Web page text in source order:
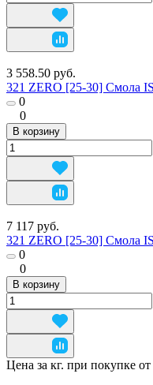
3 558.50 руб.
321 ZERO [25-30] Смола
0
0
В корзину
7 117 руб.
321 ZERO [25-30] Смола
0
0
В корзину
Цена за кг. при покупке